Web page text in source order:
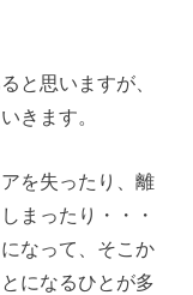
と思いますが、
きます。
を失ったり、離
まったり・・・
なって、そこか
になるひとが多